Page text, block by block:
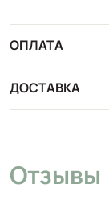
ОПЛАТА
ДОСТАВКА
Отзывы